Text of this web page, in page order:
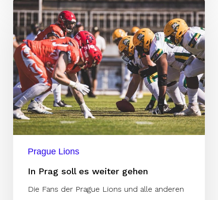
In
Prag
soll
es
weiter
gehen
Prague Lions
In Prag soll es weiter gehen
Die Fans der Prague Lions und alle anderen